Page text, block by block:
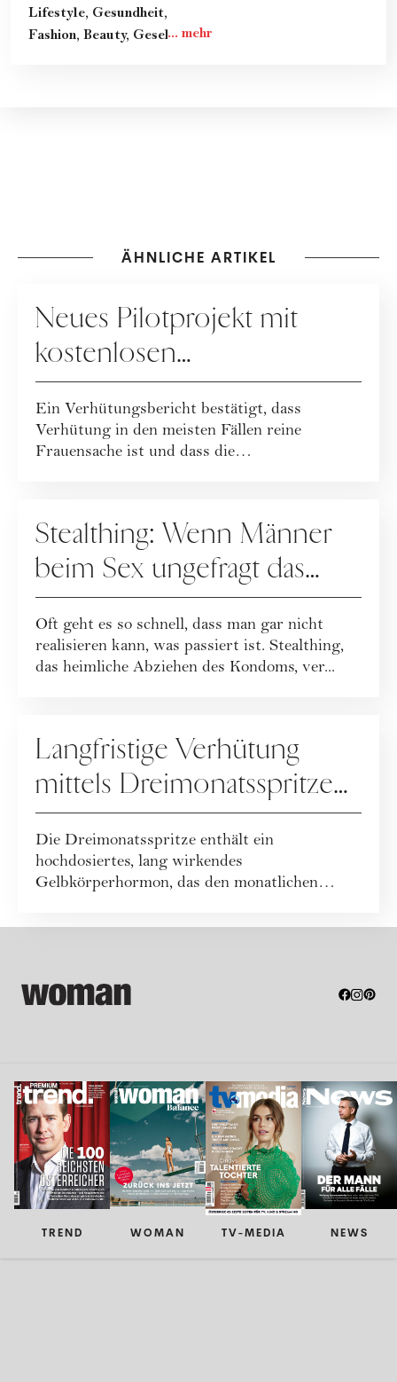
Lifestyle, Gesundheit,
Fashion, Beauty, Gesellschaft
ÄHNLICHE ARTIKEL
Neues Pilotprojekt mit
kostenlosen
Verhütungsmitteln für
Frauen
Ein Verhütungsbericht bestätigt, dass
Verhütung in den meisten Fällen reine
Frauensache ist und dass die
Stealthing: Wenn Männer
beim Sex ungefragt das
Kondom abziehen
Oft geht es so schnell, dass man gar nicht
realisieren kann, was passiert ist. Stealthing,
das heimliche Abziehen des Kondoms, ver...
Langfristige Verhütung
mittels Dreimonatsspritze
(Depotspritze): Wirkung,
Vorteile und Nachteile
Die Dreimonatsspritze enthält ein
hochdosiertes, lang wirkendes
Gelbkörperhormon, das den monatlichen
TREND WOMAN TV-MEDIA NEWS